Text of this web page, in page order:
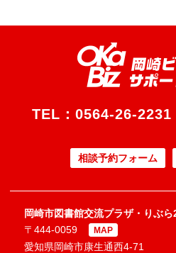
TEL： 0564-26-2231
相談予約フォーム
岡崎市図書館交流プラザ・りぶら
〒444-0059
MAP
愛知県岡崎市康生通西4-71